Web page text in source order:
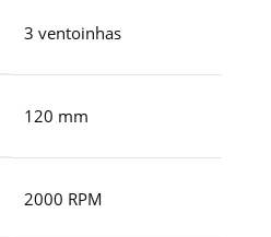
3 ventoinhas
120 mm
2000 RPM